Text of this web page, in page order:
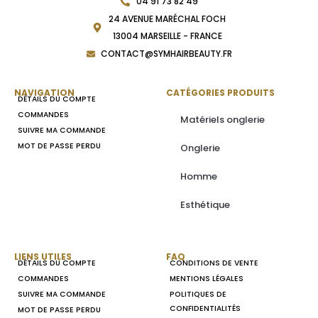
24 AVENUE MARÉCHAL FOCH
13004 MARSEILLE - FRANCE
CONTACT@SYMHAIRBEAUTY.FR
NAVIGATION
DÉTAILS DU COMPTE
COMMANDES
SUIVRE MA COMMANDE
MOT DE PASSE PERDU
CATÉGORIES PRODUITS
Matériels onglerie
Onglerie
Homme
Esthétique
LIENS UTILES
DÉTAILS DU COMPTE
COMMANDES
SUIVRE MA COMMANDE
MOT DE PASSE PERDU
FAQ
CONDITIONS DE VENTE
MENTIONS LÉGALES
POLITIQUES DE
CONFIDENTIALITÉS